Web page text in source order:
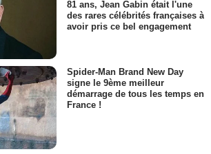
81 ans, Jean Gabin était l'une
des rares célébrités françaises à
avoir pris ce bel engagement
Spider-Man Brand New Day
signe le 9ème meilleur
démarrage de tous les temps en
France !